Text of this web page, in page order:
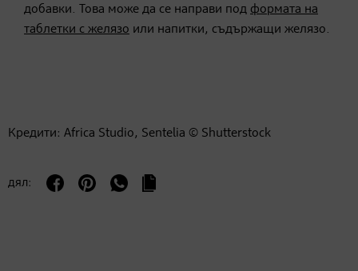
добавки. Това може да се направи под формата на
таблетки с желязо или напитки, съдържащи желязо.
Кредити: Africa Studio, Sentelia © Shutterstock
дял: